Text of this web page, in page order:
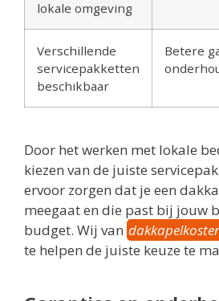
lokale omgeving
Verschillende
servicepakketten
beschikbaar
Betere
Door het werken met lokale
kiezen van de juiste
ervoor zorgen dat je een
meegaat en die past bij jouw
budget. Wij van
te helpen de juiste keuze te